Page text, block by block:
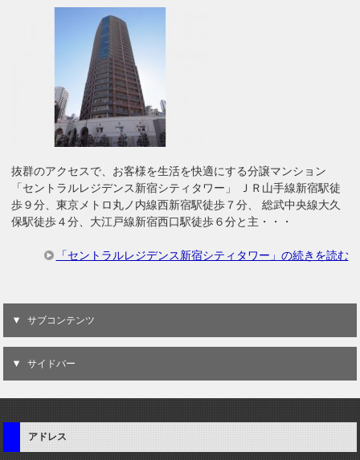
抜群のアクセスで、お客様を生活を快適にする分譲マンション
「セントラルレジデンス新宿シティタワー」 ＪＲ山手線新宿駅徒
歩９分、東京メトロ丸ノ内線西新宿駅徒歩７分、 総武中央線大久
保駅徒歩４分、大江戸線新宿西口駅徒歩６分と主・・・
「セントラルレジデンス新宿シティタワー」の続きを読む
サブコンテンツ
サイドバー
アドレス